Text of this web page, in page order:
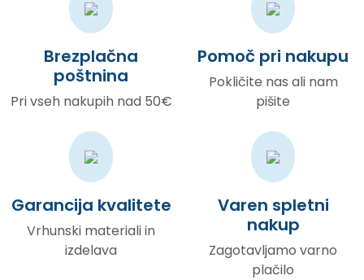
Brezplačna
poštnina
Pri vseh nakupih nad 50€
Pomoč pri nakupu
Pokličite nas ali nam
pišite
Garancija kvalitete
Vrhunski materiali in
izdelava
Varen spletni
nakup
Zagotavljamo varno
plačilo